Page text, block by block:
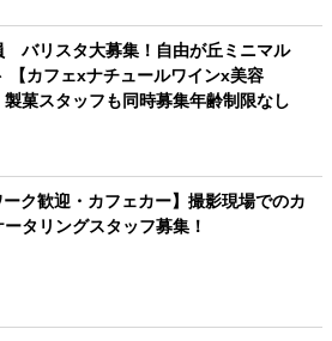
バリスタ大募集！自由が丘ミニマル
【カフェxナチュールワインx美容
製菓スタッフも同時募集年齢制限なし
ーク歓迎・カフェカー】撮影現場でのカ
ータリングスタッフ募集！